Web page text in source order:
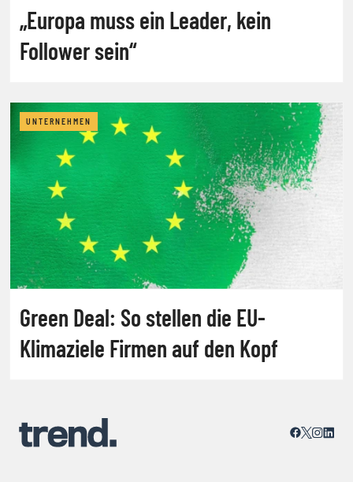
„Europa muss ein Leader, kein
Follower sein“
UNTERNEHMEN
Green Deal: So stellen die EU-
Klimaziele Firmen auf den Kopf